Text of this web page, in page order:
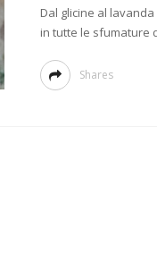
Dal glicine al
in tutte le sfumature
Shares